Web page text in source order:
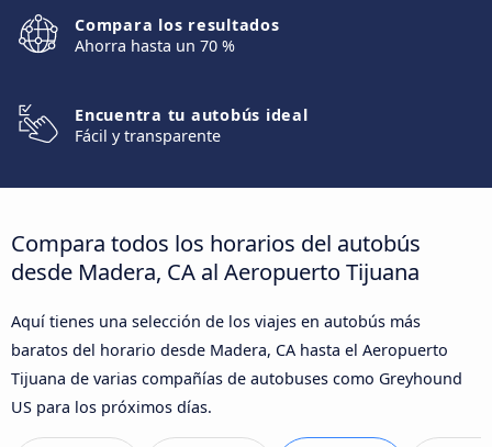
Compara los resultados
Ahorra hasta un 70 %
Encuentra tu autobús ideal
Fácil y transparente
Compara todos los horarios del autobús
desde Madera, CA al Aeropuerto Tijuana
Aquí tienes una selección de los viajes en autobús más
baratos del horario desde Madera, CA hasta el Aeropuerto
Tijuana de varias compañías de autobuses como Greyhound
US para los próximos días.